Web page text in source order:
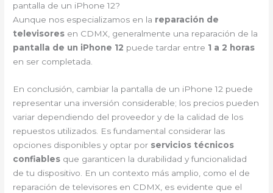
pantalla de un iPhone 12?
Aunque nos especializamos en la reparación de
televisores en CDMX, generalmente una reparación de la
pantalla de un iPhone 12 puede tardar entre 1 a 2 horas
en ser completada.
En conclusión, cambiar la pantalla de un iPhone 12 puede
representar una inversión considerable; los precios pueden
variar dependiendo del proveedor y de la calidad de los
repuestos utilizados. Es fundamental considerar las
opciones disponibles y optar por servicios técnicos
confiables que garanticen la durabilidad y funcionalidad
de tu dispositivo. En un contexto más amplio, como el de
reparación de televisores en CDMX, es evidente que el